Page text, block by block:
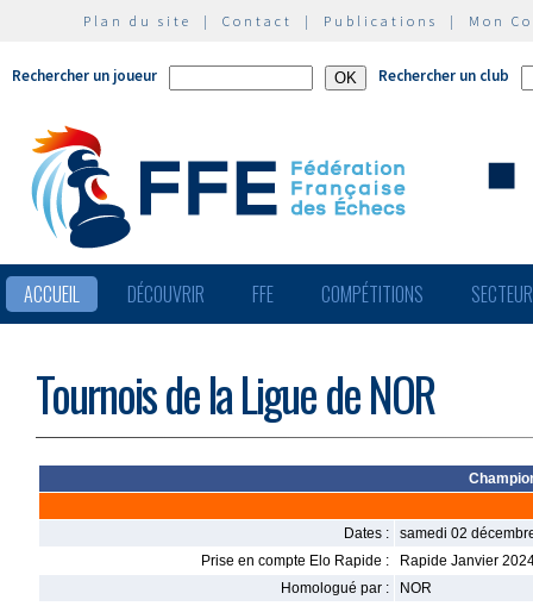
Plan du site | Contact | Publications | Mon
Rechercher un joueur Rechercher un club
ACCUEIL DÉCOUVRIR FFE COMPÉTITIONS
Tournois de la Ligue de NOR
Dates :
samedi 02
Prise en compte Elo Rapide :
Rapide Janvier
Homologué par :
NOR